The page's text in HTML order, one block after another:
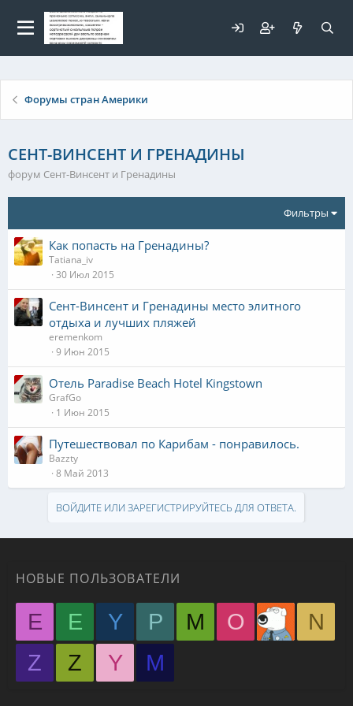
Форумы стран Америки
СЕНТ-ВИНСЕНТ И ГРЕНАДИНЫ
форум Сент-Винсент и Гренадины
Фильтры
Как попасть на Гренадины?
Tatiana_iv
30 Июл 2015
Сент-Винсент и Гренадины место элитного
отдыха и лучших пляжей
eremenkom
9 Июн 2015
Отель Paradise Beach Hotel Kingstown
GrafGo
1 Июн 2015
Путешествовал по Карибам - понравилось.
Bazzty
8 Май 2013
ВОЙДИТЕ ИЛИ ЗАРЕГИСТРИРУЙТЕСЬ ДЛЯ ОТВЕТА.
НОВЫЕ ПОЛЬЗОВАТЕЛИ
E E Y P M O
N
Z
Z Y М
Для любых предложений по
сайту: elaizik@cp9.ru